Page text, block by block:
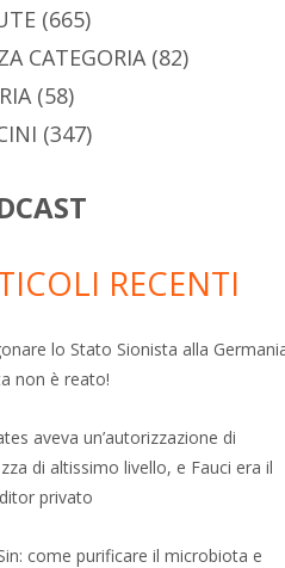
(665)
CATEGORIA(82)
(58)
(347)
RECENTI
lo Stato Sionista alla
non è reato!
aveva un’autorizzazione di
di altissimo livello, e Fauci era il
privato
come purificare il microbiota e